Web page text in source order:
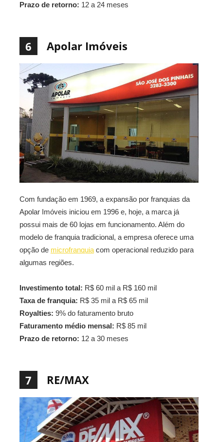
Prazo de retorno: 12 a 24 meses
6 Apolar Imóveis
Com fundação em 1969, a expansão por franquias da
Apolar Imóveis iniciou em 1996 e, hoje, a marca já
possui mais de 60 lojas em funcionamento. Além do
modelo de franquia tradicional, a empresa oferece uma
opção de microfranquia com operacional reduzido para
algumas regiões.
Investimento total: R$ 60 mil a R$ 160 mil
Taxa de franquia: R$ 35 mil a R$ 65 mil
Royalties: 9% do faturamento bruto
Faturamento médio mensal: R$ 85 mil
Prazo de retorno: 12 a 30 meses
7 RE/MAX